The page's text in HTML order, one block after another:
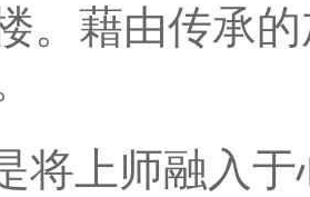
。藉由传承
将上师融入